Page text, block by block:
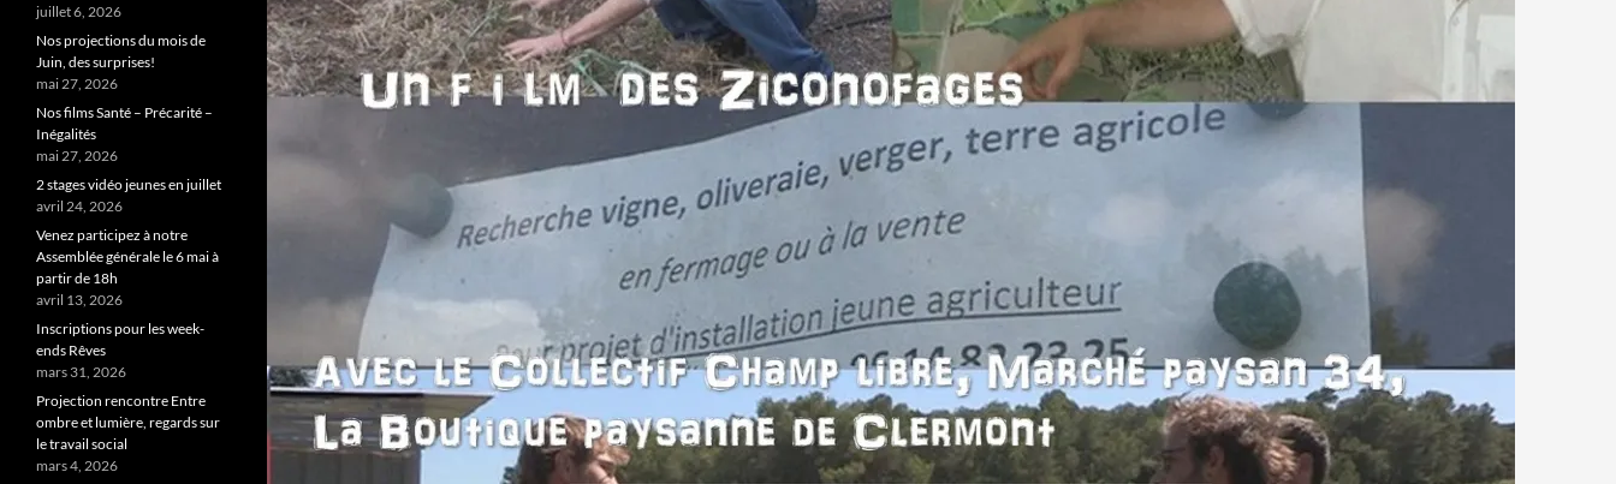
juillet 6, 2026
Nos projections du mois de
Juin, des surprises!
mai 27, 2026
Nos films Santé – Précarité –
Inégalités
mai 27, 2026
2 stages vidéo jeunes en juillet
avril 24, 2026
Venez participez à notre
Assemblée générale le 6 mai à
partir de 18h
avril 13, 2026
Inscriptions pour les week-
ends Rêves
mars 31, 2026
Projection rencontre Entre
ombre et lumière, regards sur
le travail social
mars 4, 2026